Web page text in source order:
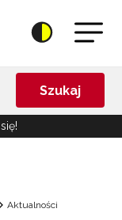
Szukaj
Aktualności